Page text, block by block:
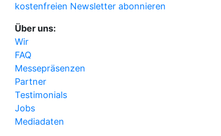
kostenfreien Newsletter abonnieren
Über uns:
Wir
FAQ
Messepräsenzen
Partner
Testimonials
Jobs
Mediadaten